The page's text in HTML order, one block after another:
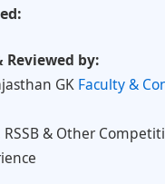
by:
GK Faculty &
RSSB & Other